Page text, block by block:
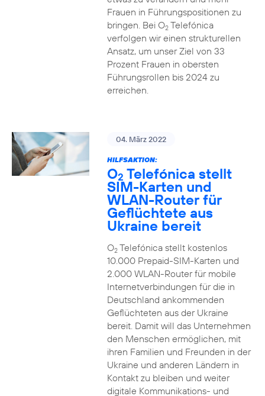
Frauen in Führungspositionen zu
bringen. Bei O2Telefónica
verfolgen wir einen strukturellen
Ansatz, um unser Ziel von 33
Prozent Frauen in obersten
Führungsrollen bis 2024 zu
erreichen.
04. März 2022
HILFSAKTION:
O2 Telefónica stellt
SIM-Karten und
WLAN-Router für
Geflüchtete aus
Ukraine bereit
O2Telefónica stellt kostenlos
10.000 Prepaid-SIM-Karten und
2.000 WLAN-Router für mobile
Internetverbindungen für die in
Deutschland ankommenden
Geflüchteten aus der Ukraine
bereit. Damit will das Unternehmen
den Menschen ermöglichen, mit
ihren Familien und Freunden in der
Ukraine und anderen Ländern in
Kontakt zu bleiben und weiter
digitale Kommunikations- und